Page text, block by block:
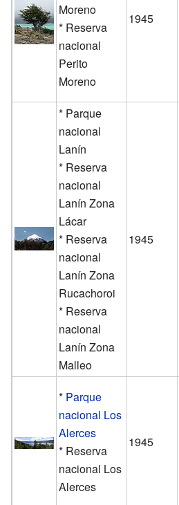
Moreno
* Reserva
nacional
Perito
Moreno
1945
* Parque
nacional
Lanín
* Reserva
nacional
Lanín Zona
Lácar
* Reserva
nacional
Lanín Zona
Rucachoroi
* Reserva
nacional
Lanín Zona
Malleo
1945
* Parque
nacional Los
Alerces
* Reserva
nacional Los
Alerces
1945